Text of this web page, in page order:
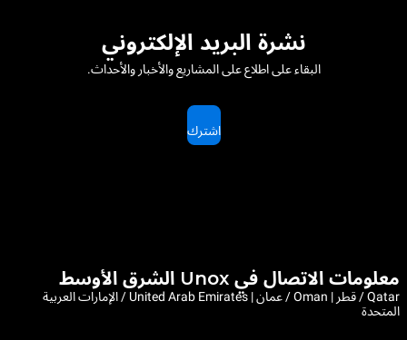
نشرة البريد الإلكتروني
البقاء على اطلاع على المشاريع والأخبار والأحداث.
اشترك
معلومات الاتصال في Unox الشرق الأوسط
Qatar / قطر | Oman / عمان | United Arab Emirates / الإمارات العربية
المتحدة